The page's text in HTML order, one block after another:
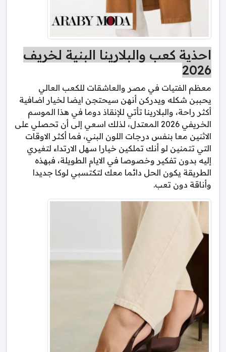
احذية كعب والبلارينا البنية لخريف
2026
معظم الفتيات في مصر والعاشقات للكعب العالي
يحببن شكله ويدركن أنهن سيحتجن ايضا لخيار اضافية
أكثر راحة، والبلارينا تأتي للإنقاذ دوما في هذا الموسم
الخريفي 2026 المعتدل، لذلك اسعي إلى أن تحصلي على
الاثنين معا بنفس درجات اللون البني، فما أكثر الاوقات
التي تتمنين لو أنك تملكين خيارا سهل الارتداء لتغيري
إليه بدون تفكير وخصوصا في الايام الطويلة، فبهذه
الطريقة يكون الحل دائما معك لتكتسبي لوكا جديدا
وأناقة دون تعب.